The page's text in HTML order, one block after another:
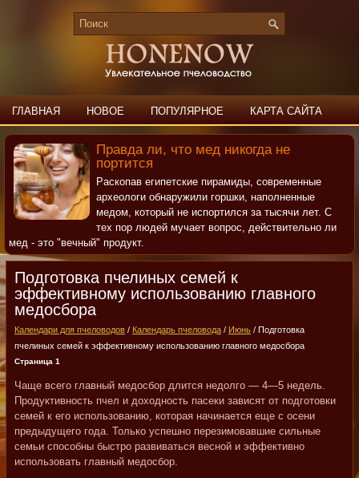
ГЛАВНАЯ НОВОЕ ПОПУЛЯРНОЕ КАРТА САЙТА
ПОИСК КОНТАКТЫ
Правда ли, что мед никогда не
портится
Раскопав египетские пирамиды, современные
археологи обнаружили горшки, наполненные
медом, который не испортился за тысячи лет. С
тех пор людей мучает вопрос, действительно ли
мед - это "вечный" продукт.
Подготовка пчелиных семей к
эффективному использованию главного
медосбора
Календари для пчеловодов / Календарь пчеловода / Июнь / Подготовка
пчелиных семей к эффективному использованию главного медосбора
Страница 1
Чаще всего главный медосбор длится недолго — 4—5 недель.
Продуктивность пчел и доходность пасеки зависят от подготовки
семей к его использованию, которая начинается еще с осени
предыдущего года. Только успешно перезимовавшие сильные
семьи способны быстро развиваться весной и эффективно
использовать главный медосбор.